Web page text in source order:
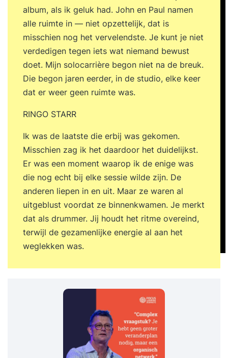
album, als ik geluk had. John en Paul namen
alle ruimte in — niet opzettelijk, dat is
misschien nog het vervelendste. Je kunt je niet
verdedigen tegen iets wat niemand bewust
doet. Mijn solocarrière begon niet na de breuk.
Die begon jaren eerder, in de studio, elke keer
dat er weer geen ruimte was.
RINGO STARR
Ik was de laatste die erbij was gekomen.
Misschien zag ik het daardoor het duidelijkst.
Er was een moment waarop ik de enige was
die nog echt bij elke sessie wilde zijn. De
anderen liepen in en uit. Maar ze waren al
uitgeblust voordat ze binnenkwamen. Je merkt
dat als drummer. Jij houdt het ritme overeind,
terwijl de gezamenlijke energie al aan het
weglekken was.